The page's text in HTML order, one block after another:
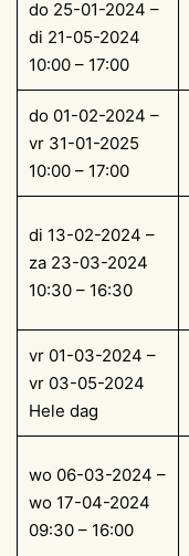
do 25-01-2024 –
di 21-05-2024
10:00 – 17:00
do 01-02-2024 –
vr 31-01-2025
10:00 – 17:00
di 13-02-2024 –
za 23-03-2024
10:30 – 16:30
vr 01-03-2024 –
vr 03-05-2024
Hele dag
wo 06-03-2024 –
wo 17-04-2024
09:30 – 16:00